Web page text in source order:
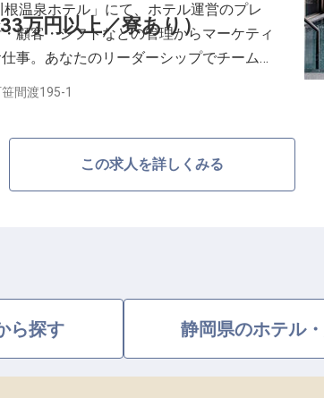
万円以上／寮あり）
温泉ホテル」にて、ホテル運営のプレ
顧客・シフトなどの管理からマーケティ
事。あなたのリーダーシップでチームを
いてゆけば、支配人への道も早く到達で
かしていただければと思います。
間渡195-1
この求人を詳しくみる
ら探す 静岡県のホテル